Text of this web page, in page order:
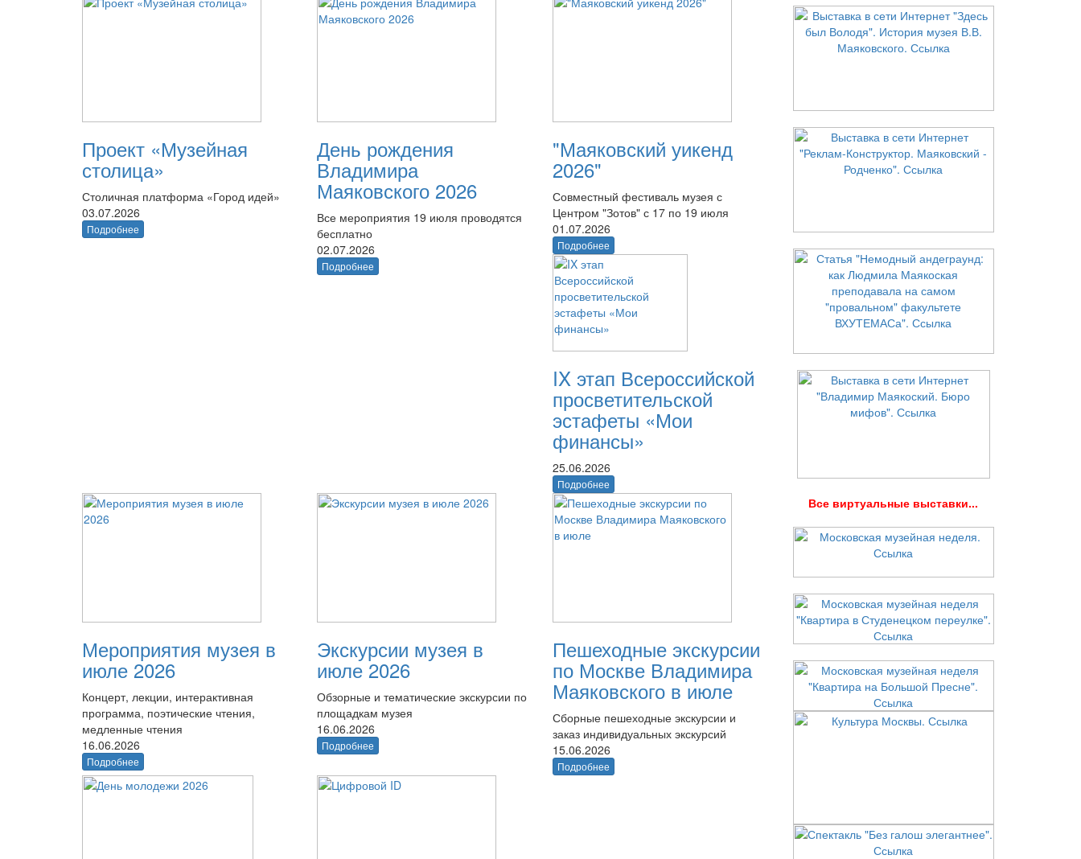
Проект «Музейная
столица»
Столичная платформа «Город идей»
03.07.2026
Подробнее
День рождения
Владимира
Маяковского 2026
Все мероприятия 19 июля проводятся
бесплатно
02.07.2026
Подробнее
"Маяковский уикенд
2026"
Совместный фестиваль музея с
Центром "Зотов" с 17 по 19 июля
01.07.2026
Подробнее
IX этап Всероссийской
просветительской
эстафеты «Мои
финансы»
25.06.2026
Подробнее
Мероприятия музея в
июле 2026
Концерт, лекции, интерактивная
программа, поэтические чтения,
медленные чтения
16.06.2026
Подробнее
Экскурсии музея в
июле 2026
Обзорные и тематические экскурсии по
площадкам музея
16.06.2026
Подробнее
Пешеходные экскурсии
по Москве Владимира
Маяковского в июле
Сборные пешеходные экскурсии и
заказ индивидуальных экскурсий
15.06.2026
Подробнее
Все виртуальные выставки...